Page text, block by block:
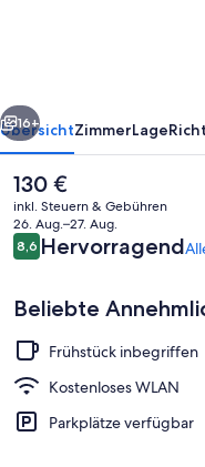
Weiter
16+
ÜbersichtZimmerLage
Der
aktuelle
Preis
beträgt
130 €.
130 €
inkl. Steuern & Gebühren
26. Aug.–27. Aug.
Bewertungen
8,68,6 von 10.
Hervorragend
Beliebte
Frühstück inbegriffen
Kostenloses WLAN
Parkplätze verfügbar